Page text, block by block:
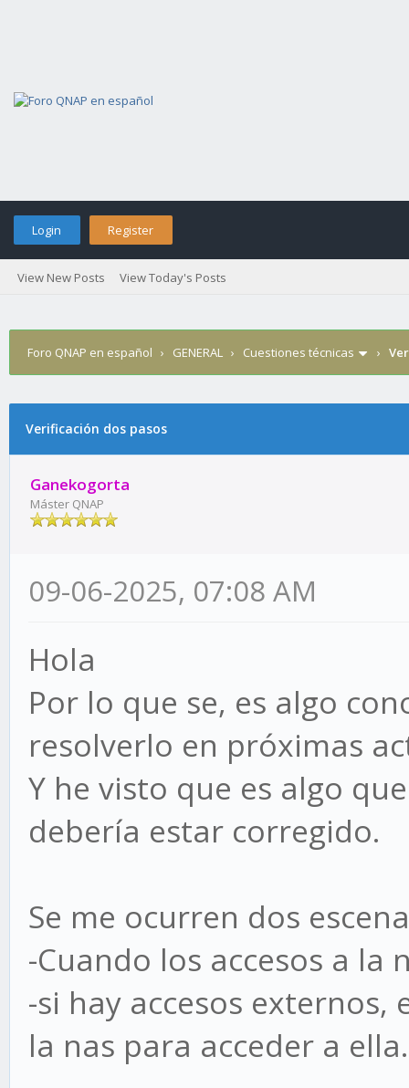
Login Register
View New Posts View Today's Posts
Foro QNAP en español › GENERAL › Cuestiones técnicas ›
Verificación dos pasos
Ganekogorta
Máster QNAP
09-06-2025, 07:08 AM
Hola
Por lo que se, es algo
resolverlo en próximas
Y he visto que es algo
debería estar corregido.
Se me ocurren dos
-Cuando los accesos a la
-si hay accesos externos,
la nas para acceder a ella.